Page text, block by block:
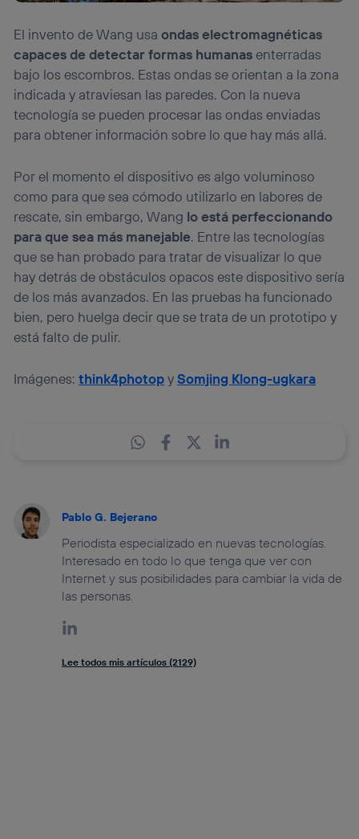
El invento de Wang usaondas electromagnéticas
capaces de detectar formas humanasenterradas
bajo los escombros. Estas ondas se orientan a la zona
indicada y atraviesan las paredes. Con la nueva
tecnología se pueden procesar las ondas enviadas
para obtener información sobre lo que hay más allá.
Por el momento el dispositivo es algo voluminoso
como para que sea cómodo utilizarlo en labores de
rescate, sin embargo, Wang lo está perfeccionando
para que sea más manejable. Entre las tecnologías
que se han probado para tratar de visualizar lo que
hay detrás de obstáculos opacos este dispositivo sería
de los más avanzados. En las pruebas ha funcionado
bien, pero huelga decir que se trata de un prototipo y
está falto de pulir.
Imágenes:think4photopySomjing Klong-ugkara
Pablo G. Bejerano
Periodista especializado en nuevas tecnologías.
Interesado en todo lo que tenga que ver con
Internet y sus posibilidades para cambiar la vida de
las personas.
Lee todos mis artículos (2129)